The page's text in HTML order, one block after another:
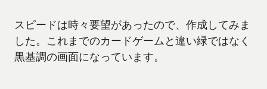
スピードは時々要望があったので、作成してみま
した。これまでのカードゲームと違い緑ではなく
黒基調の画面になっています。